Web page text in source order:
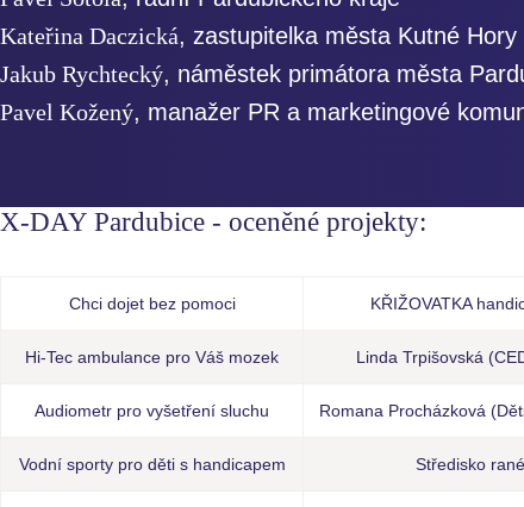
Kateřina Daczická, zastupitelka města Kutné
Jakub Rychtecký, náměstek primátora města
Pavel Kožený, manažer PR a marketingové
X-DAY Pardubice - oceněné projekty:
Chci dojet bez pomoci KŘIŽOVATKA
Hi-Tec ambulance pro Váš mozek Linda Trpišovská
Audiometr pro vyšetření sluchu Romana Procházková
Vodní sporty pro děti s handicapem Středisko